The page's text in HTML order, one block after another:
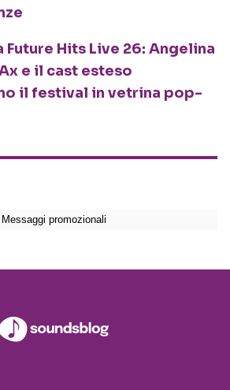
Future Hits Live 26: Angelina
e il cast esteso
il festival in vetrina pop-